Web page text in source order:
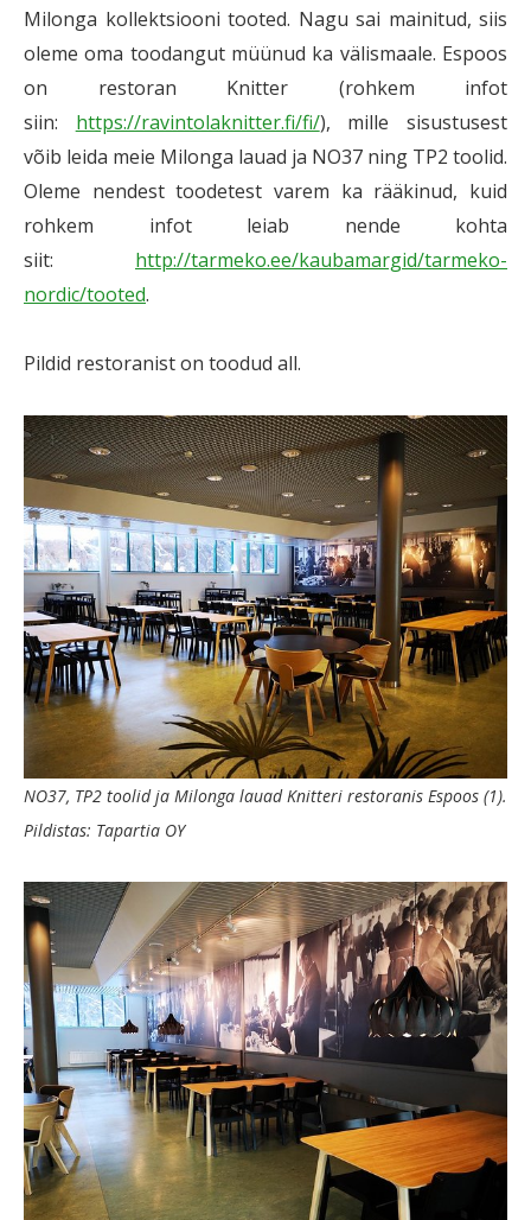
Milonga kollektsiooni tooted. Nagu sai mainitud, siis
oleme oma toodangut müünud ka välismaale. Espoos
on restoran Knitter (rohkem infot
siin: https://ravintolaknitter.fi/fi/), mille sisustusest
võib leida meie Milonga lauad ja NO37 ning TP2 toolid.
Oleme nendest toodetest varem ka rääkinud, kuid
rohkem infot leiab nende kohta
siit: http://tarmeko.ee/kaubamargid/tarmeko-
nordic/tooted.
Pildid restoranist on toodud all.
NO37, TP2 toolid ja Milonga lauad Knitteri restoranis Espoos (1).
Pildistas: Tapartia OY